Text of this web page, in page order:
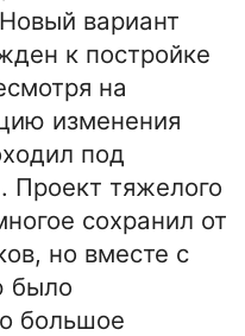
вариант
к постройке
на
изменения
под
тяжелого
сохранил от
но вместе с
было
большое